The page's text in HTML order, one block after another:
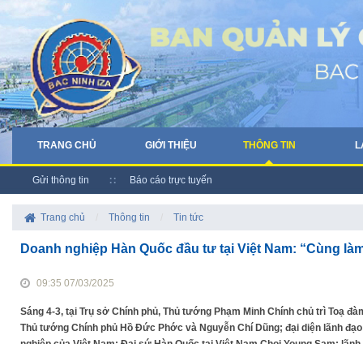
TRANG CHỦ GIỚI THIỆU THÔNG TIN
Gửi thông tin Báo cáo trực tuyến
Trang chủ Thông tin Tin tức
Doanh nghiệp Hàn Quốc đầu tư tại Việt Nam: “Cùng
09:35 07/03/2025
Sáng 4-3, tại Trụ sở Chính phủ, Thủ tướng Phạm Minh Chính chủ trì Toạ
Thủ tướng Chính phủ Hồ Đức Phớc và Nguyễn Chí Dũng; đại diện lãnh